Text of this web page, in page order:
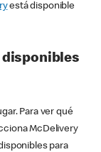
está disponible
disponibles
Para ver qué
McDelivery
para